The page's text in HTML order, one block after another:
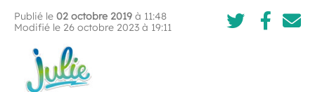
Publié le 02 octobre 2019 à 11:48
Modifié le 26 octobre 2023 à 19:11